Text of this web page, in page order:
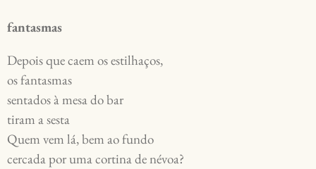
fantasmas
Depois que caem os estilhaços,
os fantasmas
sentados à mesa do bar
tiram a sesta
Quem vem lá, bem ao fundo
cercada por uma cortina de névoa?